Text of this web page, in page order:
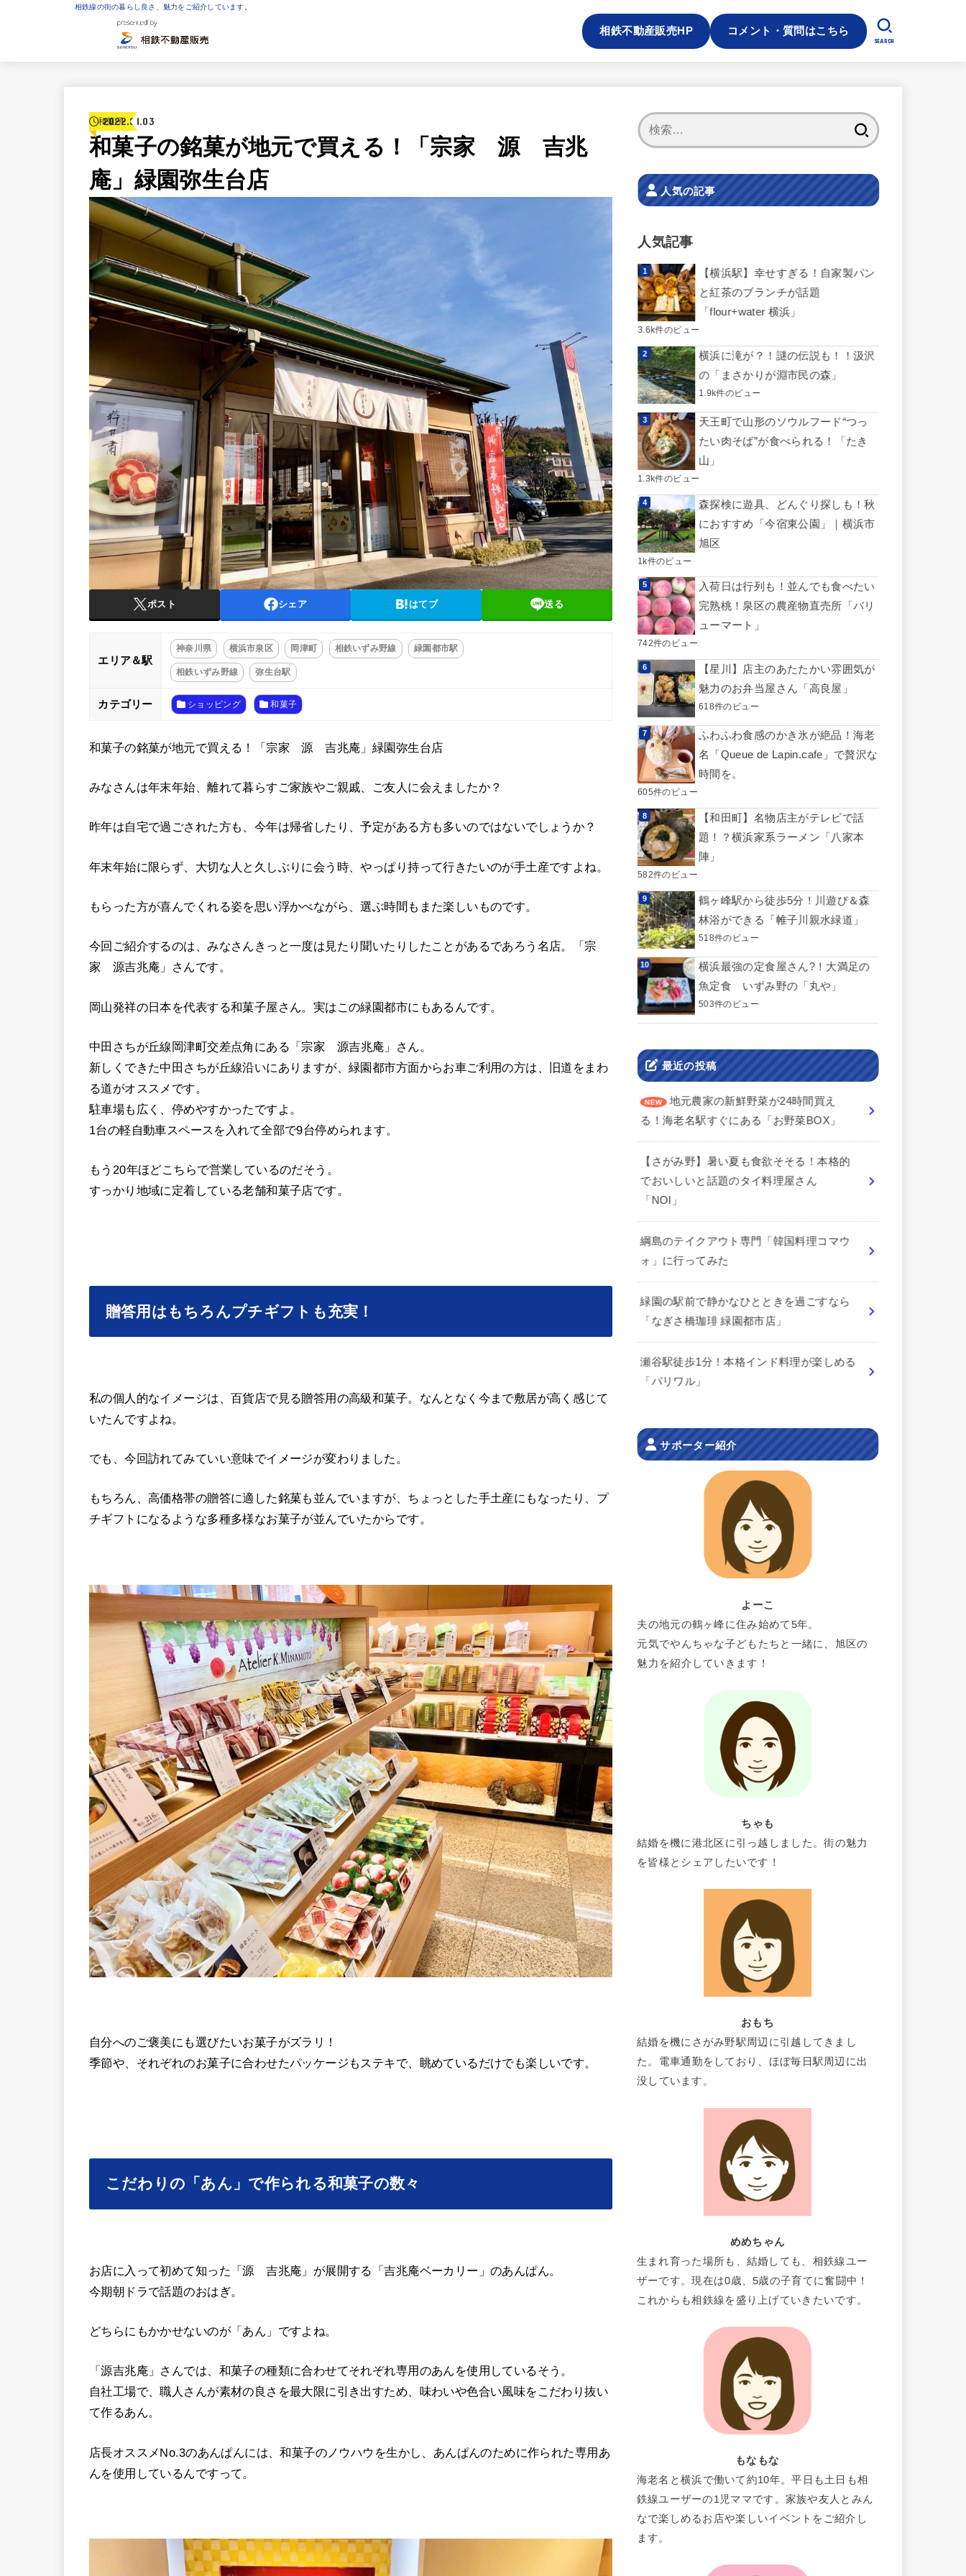
相鉄線の街の暮らし良さ、魅力をご紹介しています。
相鉄不動産販売HP コメント・質問はこちら
SEARCH
和菓子
2022.01.03
和菓子の銘菓が地元で買える！「宗家 源 吉兆
庵」緑園弥生台店
ポスト シェア はてブ 送る
エリア＆駅
神奈川県 横浜市泉区 岡津町 相鉄いずみ野線 緑園都市駅
相鉄いずみ野線 弥生台駅
カテゴリー ショッピング 和菓子
和菓子の銘菓が地元で買える！「宗家 源 吉兆庵」緑園弥生台店
みなさんは年末年始、離れて暮らすご家族やご親戚、ご友人に会えましたか？
昨年は自宅で過ごされた方も、今年は帰省したり、予定がある方も多いのではないでしょうか？
年末年始に限らず、大切な人と久しぶりに会う時、やっぱり持って行きたいのが手土産ですよね。
もらった方が喜んでくれる姿を思い浮かべながら、選ぶ時間もまた楽しいものです。
今回ご紹介するのは、みなさんきっと一度は見たり聞いたりしたことがあるであろう名店。「宗
家 源吉兆庵」さんです。
岡山発祥の日本を代表する和菓子屋さん。実はこの緑園都市にもあるんです。
中田さちが丘線岡津町交差点角にある「宗家 源吉兆庵」さん。
新しくできた中田さちが丘線沿いにありますが、緑園都市方面からお車ご利用の方は、旧道をまわ
る道がオススメです。
駐車場も広く、停めやすかったですよ。
1台の軽自動車スペースを入れて全部で9台停められます。
もう20年ほどこちらで営業しているのだそう。
すっかり地域に定着している老舗和菓子店です。
贈答用はもちろんプチギフトも充実！
私の個人的なイメージは、百貨店で見る贈答用の高級和菓子。なんとなく今まで敷居が高く感じて
いたんですよね。
でも、今回訪れてみていい意味でイメージが変わりました。
もちろん、高価格帯の贈答に適した銘菓も並んでいますが、ちょっとした手土産にもなったり、プ
チギフトになるような多種多様なお菓子が並んでいたからです。
自分へのご褒美にも選びたいお菓子がズラリ！
季節や、それぞれのお菓子に合わせたパッケージもステキで、眺めているだけでも楽しいです。
こだわりの「あん」で作られる和菓子の数々
お店に入って初めて知った「源 吉兆庵」が展開する「吉兆庵ベーカリー」のあんぱん。
今期朝ドラで話題のおはぎ。
どちらにもかかせないのが「あん」ですよね。
「源吉兆庵」さんでは、和菓子の種類に合わせてそれぞれ専用のあんを使用しているそう。
自社工場で、職人さんが素材の良さを最大限に引き出すため、味わいや色合い風味をこだわり抜い
て作るあん。
店長オススメNo.3のあんぱんには、和菓子のノウハウを生かし、あんぱんのために作られた専用あ
んを使用しているんですって。
人気の記事
人気記事
【横浜駅】幸せすぎる！自家製パン
と紅茶のブランチが話題
「flour+water 横浜」
3.6k件のビュー
横浜に滝が？！謎の伝説も！！汲沢
の「まさかりが淵市民の森」
1.9k件のビュー
天王町で山形のソウルフード“つっ
たい肉そば”が食べられる！「たき
山」
1.3k件のビュー
森探検に遊具、どんぐり探しも！秋
におすすめ「今宿東公園」｜横浜市
旭区
1k件のビュー
入荷日は行列も！並んでも食べたい
完熟桃！泉区の農産物直売所「バリ
ューマート」
742件のビュー
【星川】店主のあたたかい雰囲気が
魅力のお弁当屋さん「高良屋」
618件のビュー
ふわふわ食感のかき氷が絶品！海老
名「Queue de Lapin.cafe」で贅沢な
時間を。
605件のビュー
【和田町】名物店主がテレビで話
題！？横浜家系ラーメン「八家本
陣」
582件のビュー
鶴ヶ峰駅から徒歩5分！川遊び＆森
林浴ができる「帷子川親水緑道」
518件のビュー
横浜最強の定食屋さん?！大満足の
魚定食 いずみ野の「丸や」
503件のビュー
最近の投稿
地元農家の新鮮野菜が24時間買え
る！海老名駅すぐにある「お野菜BOX」
【さがみ野】暑い夏も食欲そそる！本格的
でおいしいと話題のタイ料理屋さん
「NOI」
綱島のテイクアウト専門「韓国料理コマウ
ォ」に行ってみた
緑園の駅前で静かなひとときを過ごすなら
「なぎさ橋珈琲 緑園都市店」
瀬谷駅徒歩1分！本格インド料理が楽しめる
「パリワル」
サポーター紹介
よーこ
夫の地元の鶴ヶ峰に住み始めて5年。
元気でやんちゃな子どもたちと一緒に、旭区の
魅力を紹介していきます！
ちゃも
結婚を機に港北区に引っ越しました。街の魅力
を皆様とシェアしたいです！
おもち
結婚を機にさがみ野駅周辺に引越してきまし
た。電車通勤をしており、ほぼ毎日駅周辺に出
没しています。
めめちゃん
生まれ育った場所も、結婚しても、相鉄線ユー
ザーです。現在は0歳、5歳の子育てに奮闘中！
これからも相鉄線を盛り上げていきたいです。
もなもな
海老名と横浜で働いて約10年。平日も土日も相
鉄線ユーザーの1児ママです。家族や友人とみん
なで楽しめるお店や楽しいイベントをご紹介し
ます。